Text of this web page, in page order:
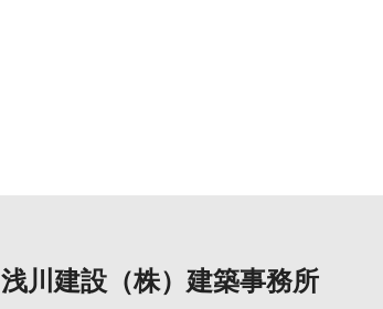
浅川建設（株）建築事務所